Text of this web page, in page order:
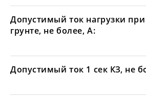
Допустимый ток нагрузки
грунте, не более, А:
Допустимый ток 1 сек КЗ, не